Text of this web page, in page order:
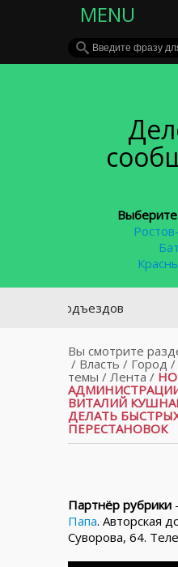
MENU
у подъездов
Вы смотрите
/ Власть / Город /
темы / Лента /
ВИТАЛИЙ
ДЕЛАТЬ
ПЕРЕСТАНОВОК
Партнёр рубрики -
Папа. Авторская
Суворова, 64.